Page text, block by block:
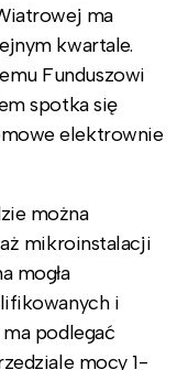
ma
kwartale.
Funduszowi
spotka się
elektrownie
można
mikroinstalacji
mogła
i
podlegać
mocy 1-